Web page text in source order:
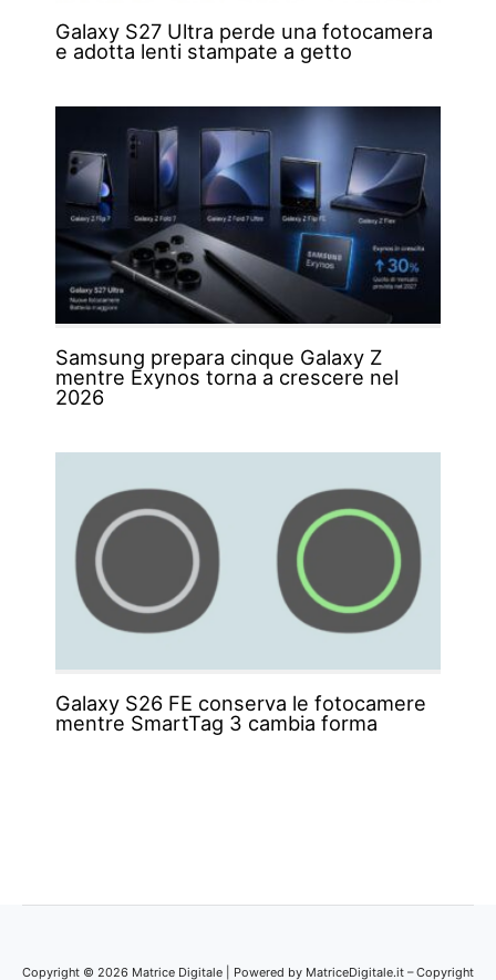
Galaxy S27 Ultra perde una fotocamera
e adotta lenti stampate a getto
Samsung prepara cinque Galaxy Z
mentre Exynos torna a crescere nel
2026
Galaxy S26 FE conserva le fotocamere
mentre SmartTag 3 cambia forma
Copyright © 2026 Matrice Digitale | Powered by MatriceDigitale.it – Copyright